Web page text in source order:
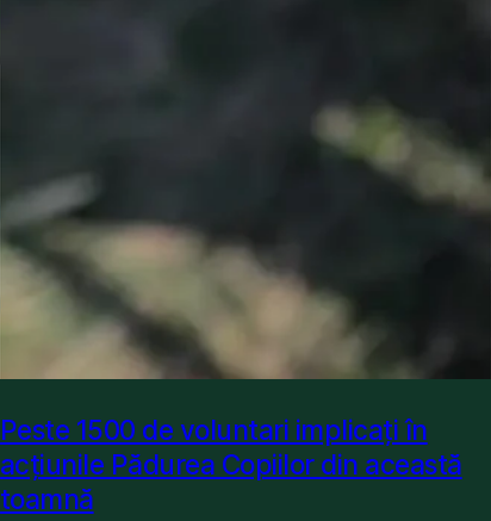
Peste 1500 de voluntari implicați în
acțiunile Pădurea Copiilor din această
toamnă